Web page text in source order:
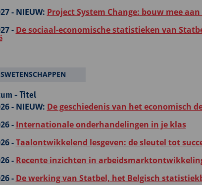
- NIEUW: Project System Change: bouw mee
- De sociaal-economische statistieken van
- Titel
- NIEUW: De geschiedenis van het economisch
- Internationale onderhandelingen in je klas
-Taalontwikkelend lesgeven: de sleutel tot
- Recente inzichten in
- De werking van Statbel, het Belgisch